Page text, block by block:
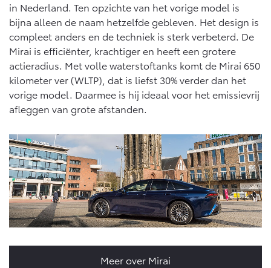
Proace (excl. BTW)
OOK ALS BATTERIJ-
ELEKTRISCH
Vanaf € 37.500,-
BATTERIJ-ELEKTRISCH
Vanaf € 55.950,-
Proace Max (excl. BTW)
OOK ALS BATTERIJ-
ELEKTRISCH
Hilux (excl. BTW)
OOK ALS BATTERIJ-
ELEKTRISCH
in Nederland. Ten opzichte van het vorige model is
bijna alleen de naam hetzelfde gebleven. Het design is
compleet anders en de techniek is sterk verbeterd. De
Mirai is efficiënter, krachtiger en heeft een grotere
actieradius. Met volle waterstoftanks komt de Mirai 650
kilometer ver (WLTP), dat is liefst 30% verder dan het
vorige model. Daarmee is hij ideaal voor het emissievrij
afleggen van grote afstanden.
Meer over Mirai